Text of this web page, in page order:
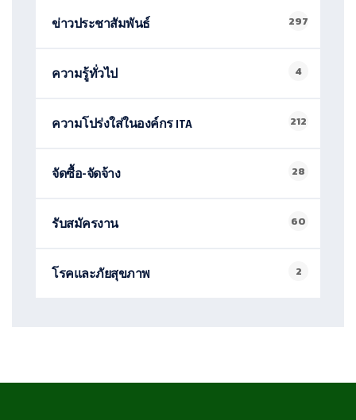
ข่าวประชาสัมพันธ์ 297
ความรู้ทั่วไป 4
ความโปร่งใส่ในองค์กร ITA 212
จัดซื้อ-จัดจ้าง 28
รับสมัครงาน 60
โรคและภัยสุขภาพ 2